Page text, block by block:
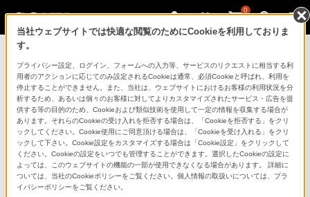
0
ソニーストアのご利用ガイド
ご利用ガイドでは、ソニーストアのご利用方法・サービ
スに関しまとめてご案内しております。
ご利用の前に
ソニーストア 店舗のご案内
当社ウェブサイトでは快適な閲覧のためにCookieを利用しておりま
す。
プライバシー設定、ログイン、フォームへの入力等、サービスのリクエストに相当する利
用者のアクションに応じてのみ設定されるCookieは通常、必須Cookieと呼ばれ、利用を
停止することができません。また、当社は、ウェブサイトにおけるお客様の利用状況を分
析するため、あるいは個々のお客様に対してよりカスタマイズされたサービス・広告を提
供する等の目的のため、Cookieおよび類似技術を使用して一定の情報を収集する場合が
あります。それらのCookieの受け入れを拒否する場合は、「Cookieを拒否する」をクリ
ックしてください。Cookie使用にご同意頂ける場合は、「Cookieを受け入れる」をクリ
ックして下さい。Cookie設定をカスタマイズする場合は「Cookie設定」をクリックして
ください。Cookieの設定をいつでも管理することができます。選択したCookieの設定に
よっては、このウェブサイトの機能の一部が使用できなくなる場合があります。 詳細に
ついては、当社のCookieポリシーをご覧ください。個人情報の取扱いについては、プラ
イバシーポリシーをご覧ください。